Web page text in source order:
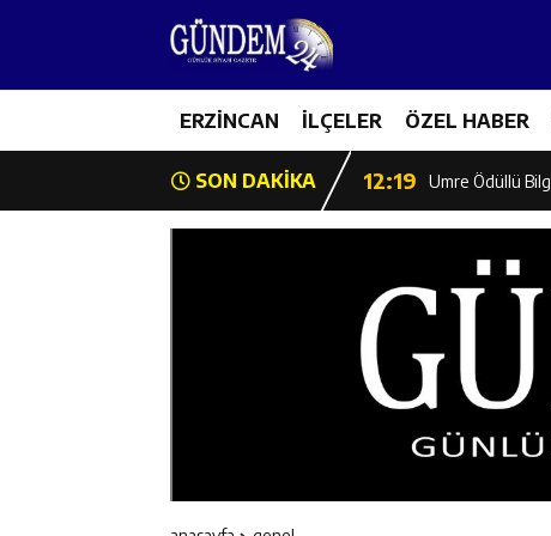
ERZİNCAN İLÇELER ÖZEL HABER
SON DAKİKA
17:03 Erzincan
12:19 Umre Ödüllü
12:17 Üzümlü’de Yaz
12:16 Vali
Geleceğin